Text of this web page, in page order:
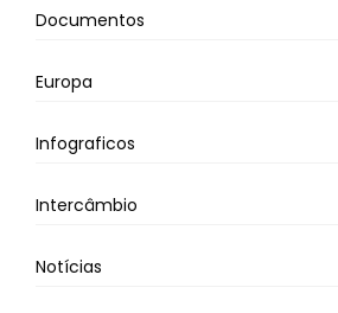
Documentos
Europa
Infograficos
Intercâmbio
Notícias